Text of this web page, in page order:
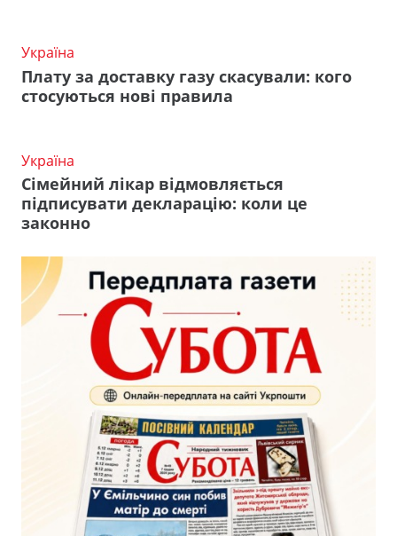
Україна
Плату за доставку газу скасували: кого
стосуються нові правила
Україна
Сімейний лікар відмовляється
підписувати декларацію: коли це
законно